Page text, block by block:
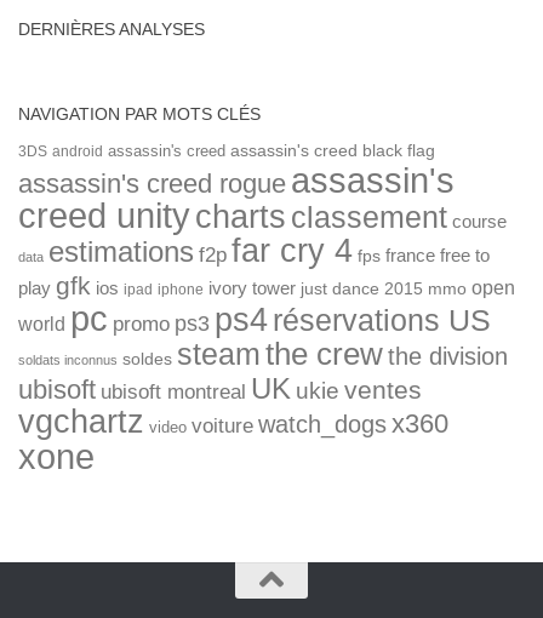
DERNIÈRES ANALYSES
NAVIGATION PAR MOTS CLÉS
3DS android assassin's creed assassin's creed black flag
assassin's creed rogue assassin's
creed unitycharts classement course
data estimations f2p far cry 4 fps france free to
play gfk ios ipad iphone ivory tower just dance 2015 mmo open
world pc promo ps3 ps4réservations US
soldats inconnus soldes steamthe crewthe division
ubisoft ubisoft montreal UK ukie ventes
vgchartz video voiture watch_dogsx360
xone